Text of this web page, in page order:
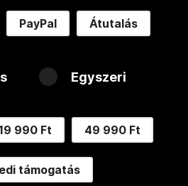
PayPal Átutalás
Egyszeri
990 Ft 49 990 Ft
támogatás